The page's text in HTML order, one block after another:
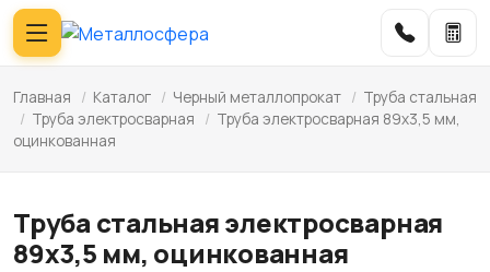
Главная / Каталог / Черный металлопрокат / Труба стальная
/ Труба электросварная / Труба электросварная 89x3,5 мм,
оцинкованная
Труба стальная электросварная
89x3,5 мм, оцинкованная